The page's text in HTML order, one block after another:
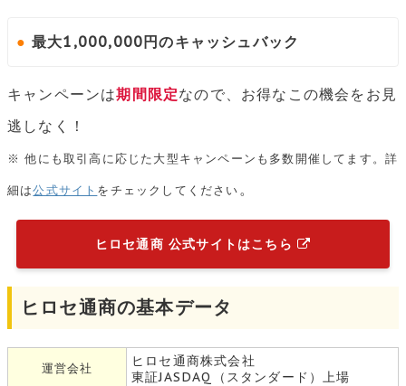
● 最大1,000,000円のキャッシュバック
キャンペーンは期間限定なので、お得なこの機会をお見
逃しなく！
※ 他にも取引高に応じた大型キャンペーンも多数開催してます。詳
細は公式サイト をチェックしてください 。
ヒロセ通商 公式サイトはこちら
ヒロセ通商の基本データ
運営会社
ヒロセ通商株式会社
東証JASDAQ（スタンダード）上場